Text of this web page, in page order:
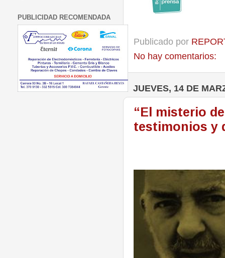
Publicado por
No hay comentarios:
JUEVES, 14 DE
“El misterio
testimonios y
PUBLICIDAD RECOMENDADA